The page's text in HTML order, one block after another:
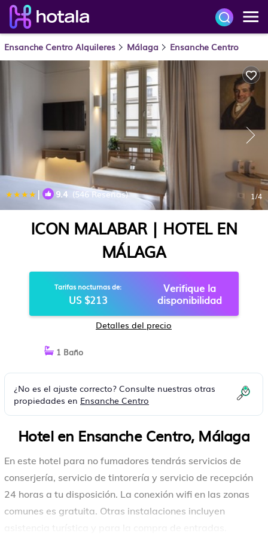
Ensanche Centro Alquileres Málaga Ensanche Centro
| 9.4 (546 Reseñas) 1/4
ICON MALABAR | HOTEL EN
MÁLAGA
Tarifas nocturnas de:
US $213
Verifique la
disponibilidad
Detalles del precio
1 Baño
¿No es el ajuste correcto? Consulte nuestras otras
propiedades en Ensanche Centro
Hotel en Ensanche Centro, Málaga
En este hotel para no fumadores tendrás servicios de
conserjería, servicio de tintorería y servicio de recepción
24 horas a tu disposición. La conexión wifi en las zonas
comunes es gratuita. Otras instalaciones incluyen
asistencia turística y para la compra de entradas.